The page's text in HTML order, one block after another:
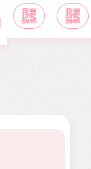
歲），
本該快
快樂樂
我要
捐款
歲）今
年6月底
剛從商
我要
捐款